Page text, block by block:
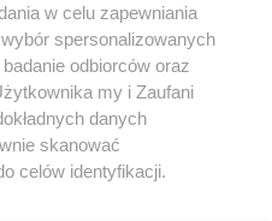
Instagram Youtube
w celu zapewniania
spersonalizowanych
odbiorców oraz
my i Zaufani
danych
skanować
celów identyfikacji.